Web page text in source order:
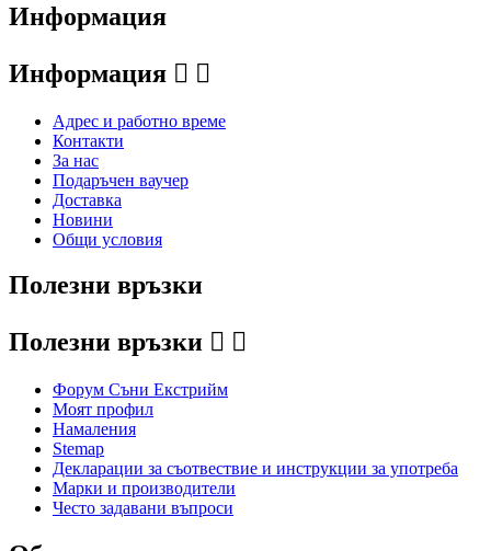
Информация
Информация  
Адрес и работно време
Контакти
За нас
Подаръчен ваучер
Доставка
Новини
Общи условия
Полезни връзки
Полезни връзки  
Форум Съни Екстрийм
Моят профил
Намаления
Stemap
Декларации за съотвествие и инструкции за употреба
Марки и производители
Често задавани въпроси